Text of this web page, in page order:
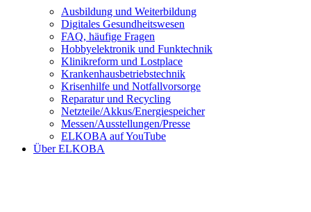
Ausbildung und Weiterbildung
Digitales Gesundheitswesen
FAQ, häufige Fragen
Hobbyelektronik und Funktechnik
Klinikreform und Lostplace
Krankenhausbetriebstechnik
Krisenhilfe und Notfallvorsorge
Reparatur und Recycling
Netzteile/Akkus/Energiespeicher
Messen/Ausstellungen/Presse
ELKOBA auf YouTube
Über ELKOBA